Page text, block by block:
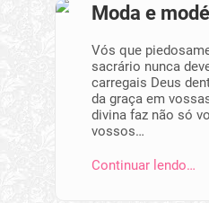
Moda e
Vós que
sacrário nunca
carregais Deus
da graça em
divina faz não só
vossos…
Continuar lendo…